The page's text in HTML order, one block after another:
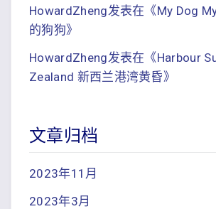
HowardZheng发表在《My Dog
的狗狗》
HowardZheng发表在《Harbour
Zealand 新西兰港湾黄昏》
文章归档
2023年11月
2023年3月